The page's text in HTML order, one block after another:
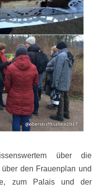
über die
den Frauenplan und
zum Palais und der